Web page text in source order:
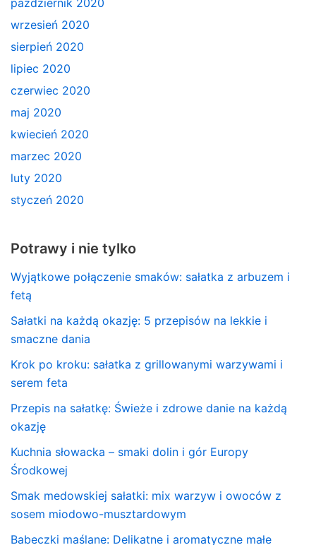
wrzesień 2020
sierpień 2020
lipiec 2020
czerwiec 2020
maj 2020
kwiecień 2020
marzec 2020
luty 2020
styczeń 2020
Potrawy i nie tylko
Wyjątkowe połączenie smaków: sałatka z arbuzem i
fetą
Sałatki na każdą okazję: 5 przepisów na lekkie i
smaczne dania
Krok po kroku: sałatka z grillowanymi warzywami i
serem feta
Przepis na sałatkę: Świeże i zdrowe danie na każdą
okazję
Kuchnia słowacka – smaki dolin i gór Europy
Środkowej
Smak medowskiej sałatki: mix warzyw i owoców z
sosem miodowo-musztardowym
Babeczki maślane: Delikatne i aromatyczne małe